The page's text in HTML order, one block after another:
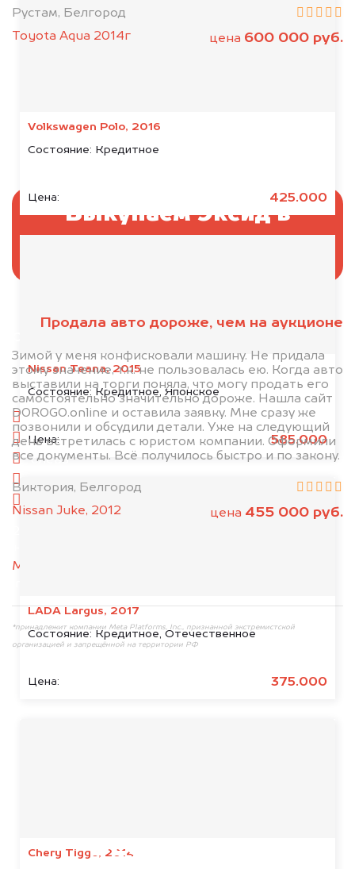
Volkswagen Polo, 2016
Состояние: Кредитное
Цена: 425.000
Nissan Teana, 2015
Состояние:Кредитное, Японское
Цена: 585.000
LADA Largus, 2017
Состояние: Кредитное, Отечественное
Цена: 375.000
Chery Tiggo, 2014
Рустам, Белгород
Toyota Aqua 2014г
цена 600 000 руб.
Продала авто дороже, чем на аукционе
Зимой у меня конфисковали машину. Не придала
этому значение, т.к. не пользовалась ею. Когда авто
выставили на торги поняла, что могу продать его
самостоятельно значительно дороже. Нашла сайт
DOROGO.online и оставила заявку. Мне сразу же
позвонили и обсудили детали. Уже на следующий
день встретилась с юристом компании. Оформили
все документы. Всё получилось быстро и по закону.
Виктория, Белгород
Nissan Juke, 2012
цена 455 000 руб.
Выкупаем Эксид в
минуту эксперт-оценщик назовёт сумму.
1. Сфотографируйте машину:
спереди
сзади
слева
MAX
*принадлежит компании Meta Platforms, Inc., признанной экстремистской
организацией и запрещённой на территории РФ
БЕСПЛАТНО